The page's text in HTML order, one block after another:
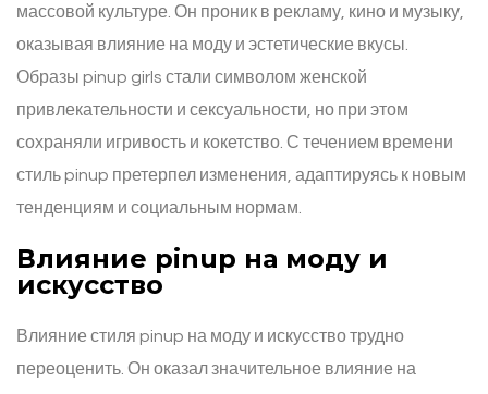
массовой культуре. Он проник в рекламу, кино и музыку,
оказывая влияние на моду и эстетические вкусы.
Образы pinup girls стали символом женской
привлекательности и сексуальности, но при этом
сохраняли игривость и кокетство. С течением времени
стиль pinup претерпел изменения, адаптируясь к новым
тенденциям и социальным нормам.
Влияние pinup на моду и
искусство
Влияние стиля pinup на моду и искусство трудно
переоценить. Он оказал значительное влияние на